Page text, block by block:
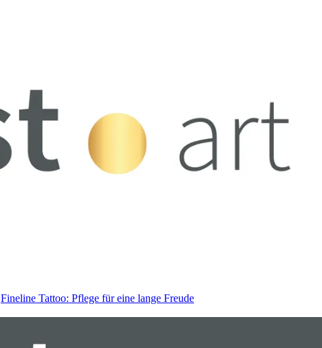
Fineline Tattoo: Pflege für eine lange Freude